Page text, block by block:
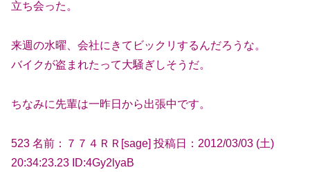
立ち会った。
来週の水曜、会社にきてビックリするんだろうな。
バイクが盗まれたって大騒ぎしそうだ。
ちなみに先輩は一昨日から出張中です。
523 名前：７７４ＲＲ[sage] 投稿日：2012/03/03 (土)
20:34:23.23 ID:4Gy2lyaB